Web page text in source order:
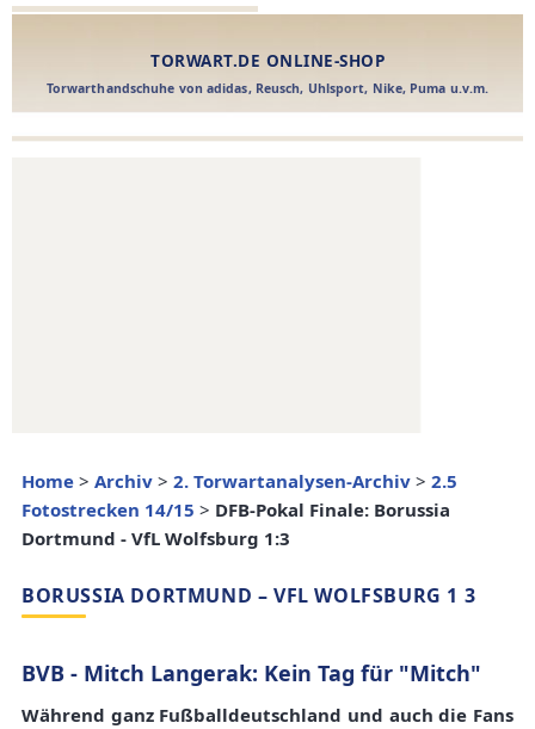
Home > Archiv > 2. Torwartanalysen-Archiv > 2.5
Fotostrecken 14/15 > DFB-Pokal Finale: Borussia
Dortmund - VfL Wolfsburg 1:3
BORUSSIA DORTMUND – VFL WOLFSBURG 1 3
BVB - Mitch Langerak: Kein Tag für "Mitch"
Während ganz Fußballdeutschland und auch die Fans